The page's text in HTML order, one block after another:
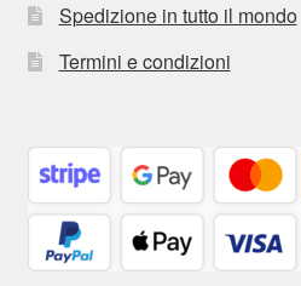
Spedizione in tutto il mondo
Termini e condizioni